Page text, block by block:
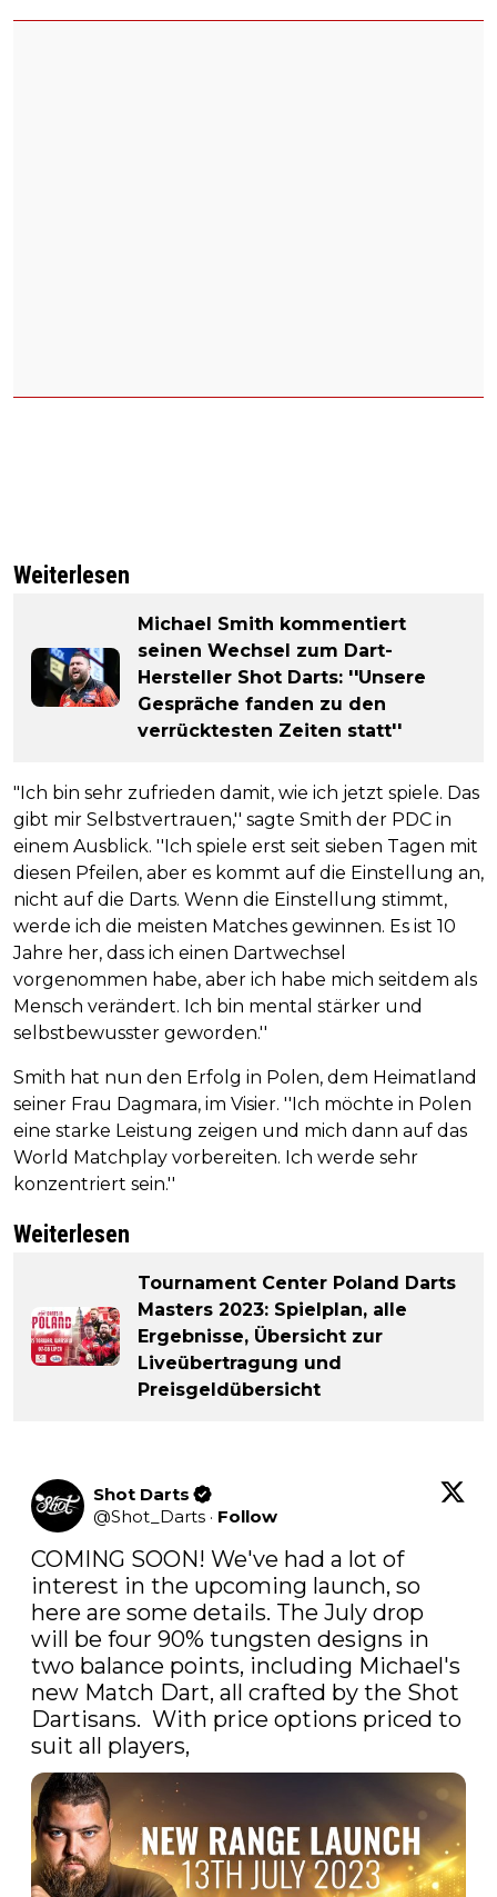
Weiterlesen
Michael Smith kommentiert
seinen Wechsel zum Dart-
Hersteller Shot Darts: ''Unsere
Gespräche fanden zu den
verrücktesten Zeiten statt''
"Ich bin sehr zufrieden damit, wie ich jetzt spiele. Das
gibt mir Selbstvertrauen,'' sagte Smith der PDC in
einem Ausblick. ''Ich spiele erst seit sieben Tagen mit
diesen Pfeilen, aber es kommt auf die Einstellung an,
nicht auf die Darts. Wenn die Einstellung stimmt,
werde ich die meisten Matches gewinnen. Es ist 10
Jahre her, dass ich einen Dartwechsel
vorgenommen habe, aber ich habe mich seitdem als
Mensch verändert. Ich bin mental stärker und
selbstbewusster geworden.''
Smith hat nun den Erfolg in Polen, dem Heimatland
seiner Frau Dagmara, im Visier. ''Ich möchte in Polen
eine starke Leistung zeigen und mich dann auf das
World Matchplay vorbereiten. Ich werde sehr
konzentriert sein.''
Weiterlesen
Tournament Center Poland Darts
Masters 2023: Spielplan, alle
Ergebnisse, Übersicht zur
Liveübertragung und
Preisgeldübersicht
Shot Darts
@Shot_Darts · Follow
COMING SOON! We've had a lot of
interest in the upcoming launch, so
here are some details. The July drop
will be four 90% tungsten designs in
two balance points, including Michael's
new Match Dart, all crafted by the Shot
Dartisans.  With price options priced to
suit all players,